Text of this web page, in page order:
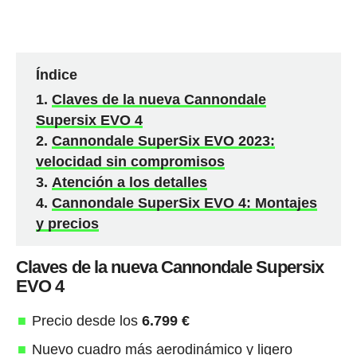
Índice
Claves de la nueva Cannondale
Supersix EVO 4
Cannondale SuperSix EVO 2023:
velocidad sin compromisos
Atención a los detalles
Cannondale SuperSix EVO 4: Montajes
y precios
Claves de la nueva Cannondale Supersix
EVO 4
Precio desde los 6.799 €
Nuevo cuadro más aerodinámico y ligero